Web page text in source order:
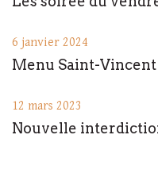
6 janvier 2024
Menu Saint-Vincent
12 mars 2023
Nouvelle